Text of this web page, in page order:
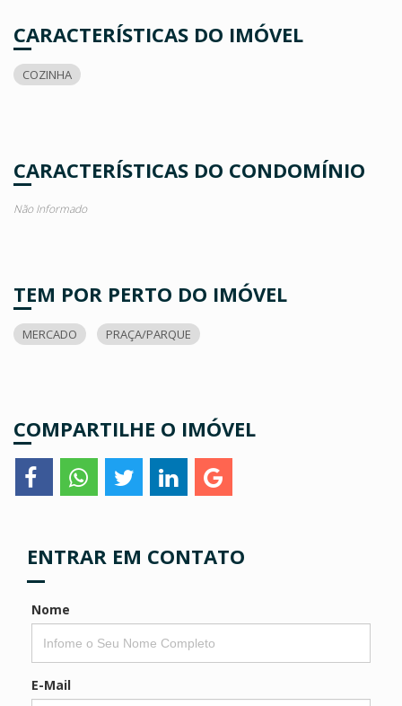
CARACTERÍSTICAS DO IMÓVEL
COZINHA
CARACTERÍSTICAS DO CONDOMÍNIO
Não Informado
TEM POR PERTO DO IMÓVEL
MERCADO PRAÇA/PARQUE
COMPARTILHE O IMÓVEL
ENTRAR EM CONTATO
Nome
E-Mail